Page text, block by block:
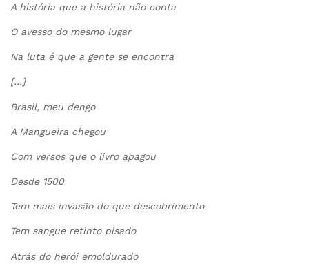
A história que a história não conta
O avesso do mesmo lugar
Na luta é que a gente se encontra
[…]
Brasil, meu dengo
A Mangueira chegou
Com versos que o livro apagou
Desde 1500
Tem mais invasão do que descobrimento
Tem sangue retinto pisado
Atrás do herói emoldurado